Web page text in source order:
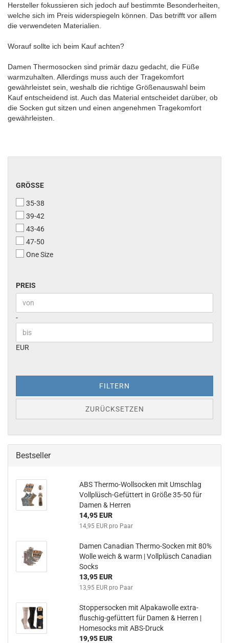
Hersteller fokussieren sich jedoch auf bestimmte Besonderheiten,
welche sich im Preis widerspiegeln können. Das betrifft vor allem
die verwendeten Materialien.
Worauf sollte ich beim Kauf achten?
Damen Thermosocken sind primär dazu gedacht, die Füße
warmzuhalten. Allerdings muss auch der Tragekomfort
gewährleistet sein, weshalb die richtige Größenauswahl beim
Kauf entscheidend ist. Auch das Material entscheidet darüber, ob
die Socken gut sitzen und einen angenehmen Tragekomfort
gewährleisten.
GRÖSSE
GRÖSSE
35-38
39-42
43-46
47-50
One Size
PREIS
PREIS
Preis bis
-
EUR
FILTERN
ZURÜCKSETZEN
Bestseller
ABS Thermo-Wollsocken mit Umschlag
Vollplüsch-Gefüttert in Größe 35-50 für
Damen & Herren
14,95 EUR
14,95 EUR pro Paar
Damen Canadian Thermo-Socken mit 80%
Wolle weich & warm | Vollplüsch Canadian
Socks
13,95 EUR
13,95 EUR pro Paar
Stoppersocken mit Alpakawolle extra-
fluschig-gefüttert für Damen & Herren |
Homesocks mit ABS-Druck
19,95 EUR